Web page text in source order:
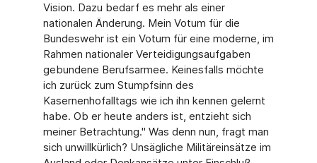
Vision. Dazu bedarf es mehr als einer
nationalen Änderung. Mein Votum für die
Bundeswehr ist ein Votum für eine moderne, im
Rahmen nationaler Verteidigungsaufgaben
gebundene Berufsarmee. Keinesfalls möchte
ich zurück zum Stumpfsinn des
Kasernenhofalltags wie ich ihn kennen gelernt
habe. Ob er heute anders ist, entzieht sich
meiner Betrachtung." Was denn nun, fragt man
sich unwillkürlich? Unsägliche Militäreinsätze im